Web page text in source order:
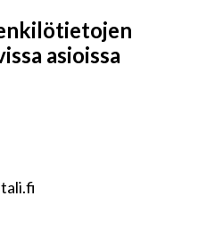
asioissa